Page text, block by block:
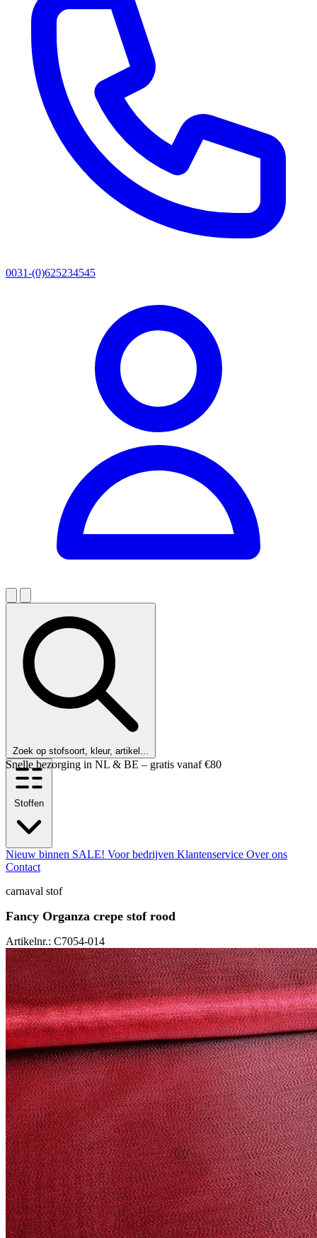
0031-(0)625234545
Zoek op stofsoort, kleur, artikel...
Klanten beoordelen ons met een 9,6!
Stoffen
Nieuw binnen SALE! Voor bedrijven Klantenservice Over ons
Contact
carnaval stof
Fancy Organza crepe stof rood
Artikelnr.: C7054-014